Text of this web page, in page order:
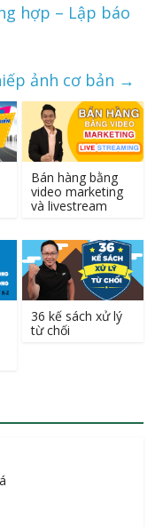
hợp – Lập báo
ảnh cơ bản →
Bán hàng bằng
video marketing
và livestream
36 kế sách xử lý
từ chối